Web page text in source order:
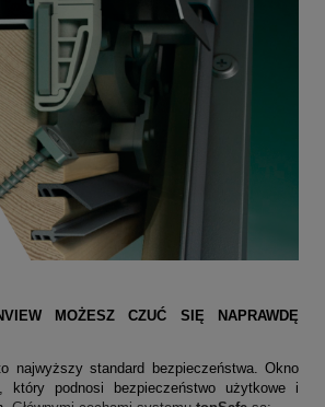
MOŻESZ CZUĆ SIĘ NAPRAWDĘ
najwyższy standard bezpieczeństwa. Okno
, który podnosi bezpieczeństwo użytkowe i